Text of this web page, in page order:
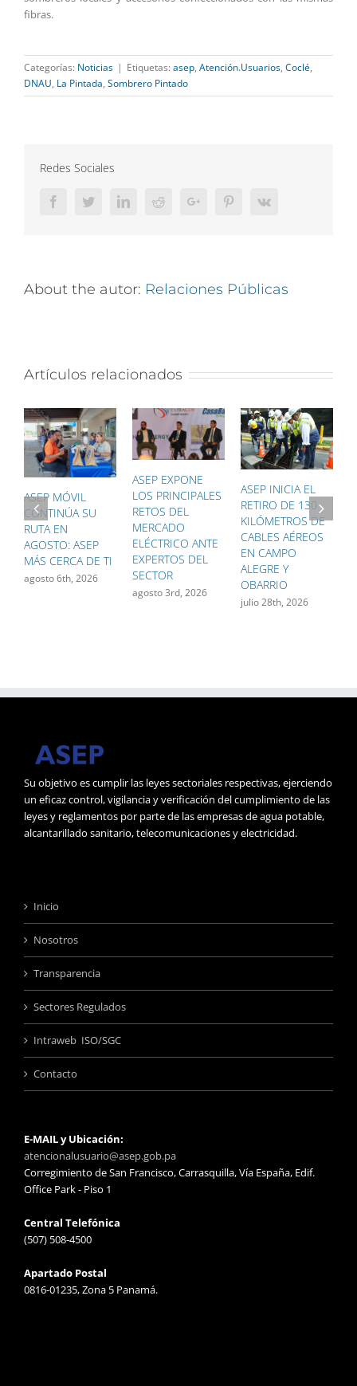
fibras.
Categorías: Noticias | Etiquetas: asep, Atención.Usuarios, Coclé,
DNAU, La Pintada, Sombrero Pintado
Redes Sociales
FacebookTwitterLinkedInRedditGoogle+ PinterestVk
About the autor: Relaciones Públicas
Artículos relacionados
ASEP MÓVIL
CONTINÚA SU
RUTA EN
AGOSTO: ASEP
MÁS CERCA DE TI
agosto 6th, 2026
ASEP EXPONE
LOS PRINCIPALES
RETOS DEL
MERCADO
ELÉCTRICO ANTE
EXPERTOS DEL
SECTOR
agosto 3rd, 2026
ASEP INICIA EL
RETIRO DE 130
KILÓMETROS DE
CABLES AÉREOS
EN CAMPO
ALEGRE Y
OBARRIO
julio 28th, 2026
Su objetivo es cumplir las leyes sectoriales respectivas, ejerciendo
un eficaz control, vigilancia y verificación del cumplimiento de las
leyes y reglamentos por parte de las empresas de agua potable,
alcantarillado sanitario, telecomunicaciones y electricidad.
Inicio
Nosotros
Transparencia
Sectores Regulados
Intraweb ISO/SGC
Contacto
E-MAIL y Ubicación:
atencionalusuario@asep.gob.pa
Corregimiento de San Francisco, Carrasquilla, Vía España, Edif.
Office Park - Piso 1
Central Telefónica
(507) 508-4500
Apartado Postal
0816-01235, Zona 5 Panamá.